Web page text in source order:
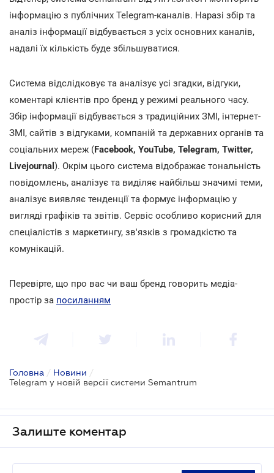
інформацію з публічних Telegram-каналів. Наразі збір та
аналіз інформації відбувається з усіх основних каналів,
надалі їх кількість буде збільшуватися.
Система відслідковує та аналізує усі згадки, відгуки,
коментарі клієнтів про бренд у режимі реального часу.
Збір інформації відбувається з традиційних ЗМІ, інтернет-
ЗМІ, сайтів з відгуками, компаній та державних органів та
соціальних мереж (Facebook, YouTube, Telegram, Twitter,
Livejournal ). Окрім цього система відображає тональність
повідомлень, аналізує та виділяє найбільш значимі теми,
аналізує виявляє тенденції та формує інформацію у
вигляді графіків та звітів. Сервіс особливо корисний для
спеціалістів з маркетингу, зв'язків з громадкістю та
комунікацій.
Перевірте, що про вас чи ваш бренд говорить медіа-
простір за посиланням
Головна / Новини /
Telegram у новій версії системи Semantrum
Залиште коментар